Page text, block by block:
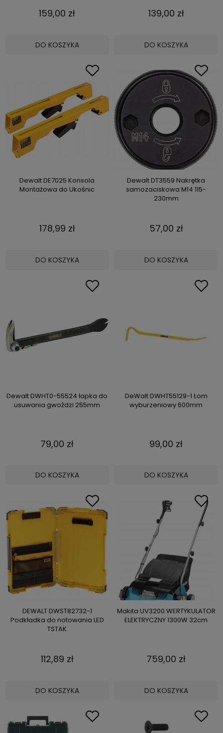
159,00 zł
DO KOSZYKA
139,00 zł
DO KOSZYKA
Dewalt DE7025 Konsola
Montażowa do Ukośnic
178,99 zł
DO KOSZYKA
Dewalt DT3559 Nakrętka
samozaciskowa M14 115-
230mm
57,00 zł
DO KOSZYKA
Dewalt DWHT0-55524 łapka do
usuwania gwoździ 255mm
79,00 zł
DO KOSZYKA
DeWalt DWHT55129-1 Łom
wyburzeniowy 600mm
99,00 zł
DO KOSZYKA
DEWALT DWST82732-1
Podkładka do notowania LED
TSTAK
112,89 zł
DO KOSZYKA
Makita UV3200 WERTYKULATOR
ELEKTRYCZNY 1300W 32cm
759,00 zł
DO KOSZYKA